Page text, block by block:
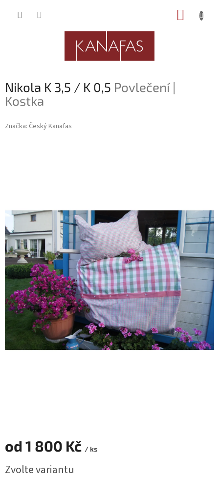
Nikola K 3,5 / K 0,5 Povlečení |
Kostka
Značka: Český Kanafas
od 1 800 Kč / ks
cena:
Zvolte variantu